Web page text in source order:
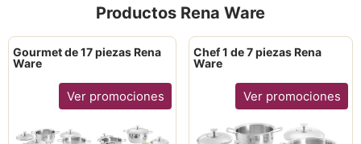
Productos Rena Ware
Gourmet de 17 piezas Rena
Ware
Ver promociones
Chef 1 de 7 piezas Rena
Ware
Ver promociones